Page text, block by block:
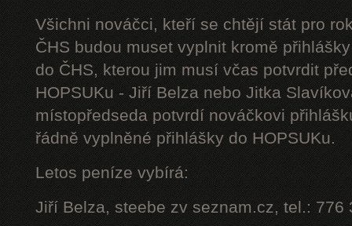
Všichni nováčci, kteří se chtějí stát pro
ČHS budou muset vyplnit kromě
do ČHS, kterou jim musí včas potvrdit
HOPSUKu - Jiří Belza nebo Jitka
místopředseda potvrdí nováčkovi
řádně vyplněné přihlášky do HOPSUKu.
Letos peníze vybírá:
Jiří Belza, steebe zv seznam.cz, tel.: 776